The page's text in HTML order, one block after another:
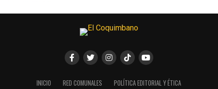
INICIO RED COMUNALES
POLÍTICA EDITORIAL Y ÉTICA